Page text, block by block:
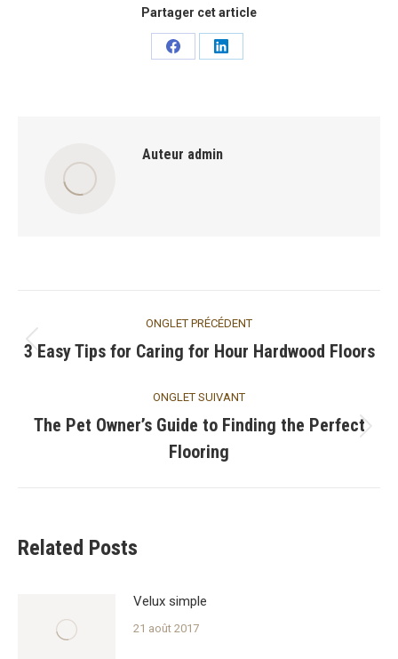
Partager cet article
Share
Share
Auteur admin
de
commentaire
ONGLET PRÉCÉDENT
Onglet
3 Easy Tips for Caring for Нour Hardwood Floors
ONGLET SUIVANT
Onglet
suivant
The Pet Owner’s Guide to Finding the Perfect
Flooring
Related Posts
Velux simple
21 août 2017